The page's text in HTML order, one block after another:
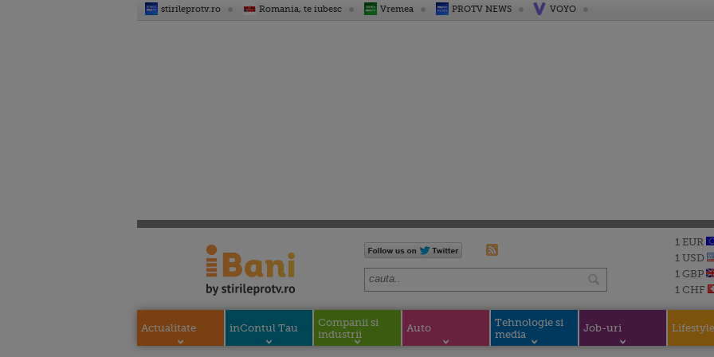
stirileprotv.ro Romania, te iubesc Vremea PROTV NEWS VOYO
1 EUR
1 USD
1 GBP
1 CHF
Actualitate inContul Tau
Companii si
industrii
Auto
Tehnologie si
media
Job-uri Lifestyle